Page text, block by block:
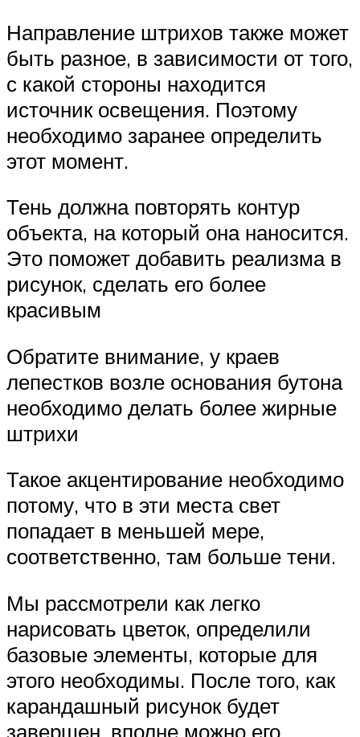
Направление штрихов также может
быть разное, в зависимости от того,
с какой стороны находится
источник освещения. Поэтому
необходимо заранее определить
этот момент.
Тень должна повторять контур
объекта, на который она наносится.
Это поможет добавить реализма в
рисунок, сделать его более
красивым
Обратите внимание, у краев
лепестков возле основания бутона
необходимо делать более жирные
штрихи
Такое акцентирование необходимо
потому, что в эти места свет
попадает в меньшей мере,
соответственно, там больше тени.
Мы рассмотрели как легко
нарисовать цветок, определили
базовые элементы, которые для
этого необходимы. После того, как
карандашный рисунок будет
завершен, вполне можно его